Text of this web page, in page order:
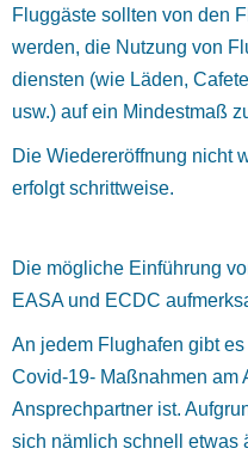
Fluggäste sollten von den
werden, die Nutzung von
diensten (wie Läden,
usw.) auf ein Mindestmaß
Die Wiedereröffnung nicht
erfolgt schrittweise.
Die mögliche Einführung
EASA und ECDC
An jedem Flughafen gibt
Covid-19- Maßnahmen am
Ansprechpartner ist.
sich nämlich schnell etwas